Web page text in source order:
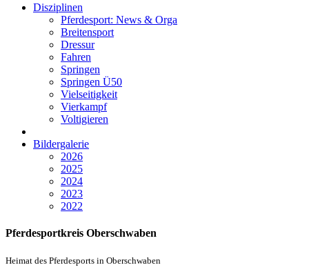
Disziplinen
Pferdesport: News & Orga
Breitensport
Dressur
Fahren
Springen
Springen Ü50
Vielseitigkeit
Vierkampf
Voltigieren
Bildergalerie
2026
2025
2024
2023
2022
Pferdesportkreis Oberschwaben
Heimat des Pferdesports in Oberschwaben